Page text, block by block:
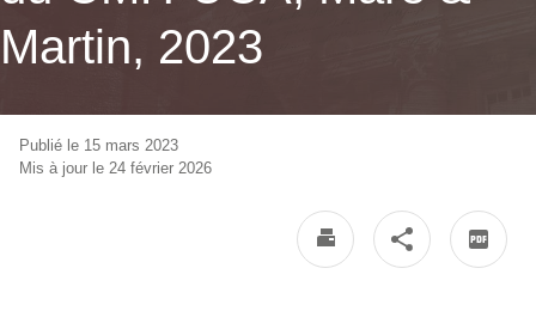
Martin, 2023
Publié le 15 mars 2023
Mis à jour le 24 février 2026